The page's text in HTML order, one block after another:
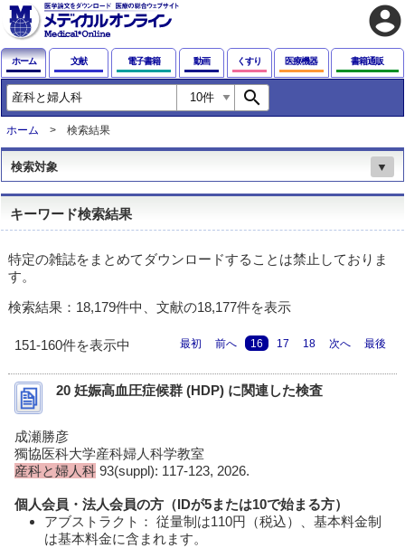
account_circle
ホーム 文献 電子書籍 動画 くすり 医療機器 書籍通販
search
ホーム 検索結果
検索対象 ▼
キーワード検索結果
特定の雑誌をまとめてダウンロードすることは禁止しておりま
す。
検索結果：18,179件中、文献の18,177件を表示
151-160件を表示中 最初 前へ 16 17 18 次へ 最後
20 妊娠高血圧症候群 (HDP) に関連した検査
成瀬勝彦
獨協医科大学産科婦人科学教室
産科と婦人科 93(suppl): 117-123, 2026.
個人会員・法人会員の方（IDが5または10で始まる方）
アブストラクト： 従量制は110円（税込）、基本料金制
は基本料金に含まれます。